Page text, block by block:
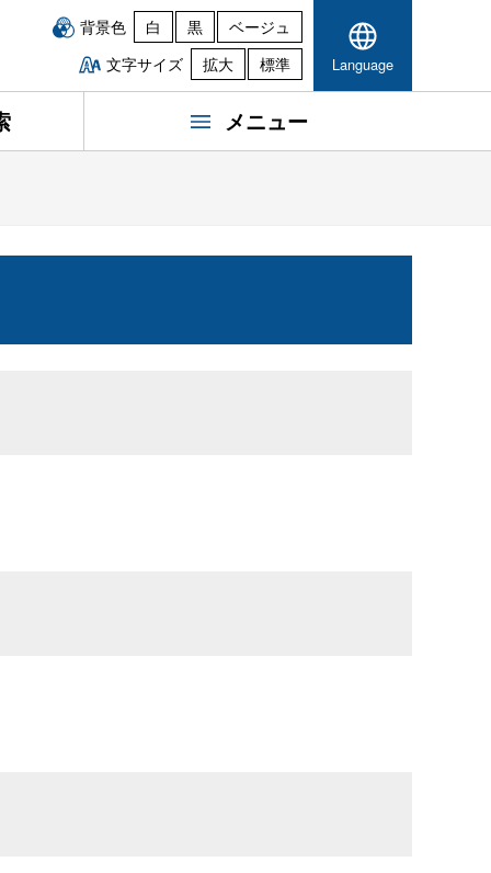
背景色 白 黒
ベージュ
文字サイズ
拡大 標準 Language
メニュー